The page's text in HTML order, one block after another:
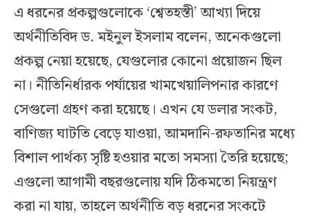
এ ধরনের প্রকল্পগুলোকে ‘শ্বেতহস্তী’ আখ্যা দিয়ে
অর্থনীতিবিদ ড. মইনুল ইসলাম বলেন, অনেকগুলো
প্রকল্প নেয়া হয়েছে, যেগুলোর কোনো প্রয়োজন ছিল
না। নীতিনির্ধারক পর্যায়ের খামখেয়ালিপনার কারণে
সেগুলো গ্রহণ করা হয়েছে। এখন যে ডলার সংকট,
বাণিজ্য ঘাটতি বেড়ে যাওয়া, আমদানি-রফতানির মধ্যে
বিশাল পার্থক্য সৃষ্টি হওয়ার মতো সমস্যা তৈরি হয়েছে;
এগুলো আগামী বছরগুলোয় যদি ঠিকমতো নিয়ন্ত্রণ
করা না যায়, তাহলে অর্থনীতি বড় ধরনের সংকটে